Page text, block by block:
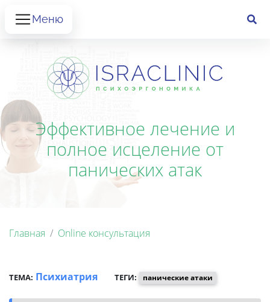
Меню
Эффективное лечение и
полное исцеление от
панических атак
Главная Online консультация
ТЕМА: Психиатрия ТЕГИ: панические атаки